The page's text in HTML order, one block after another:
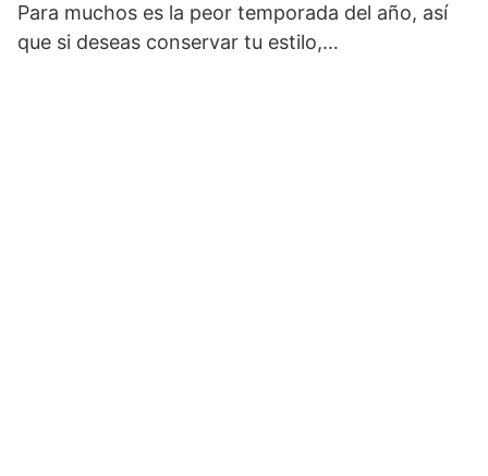
Para muchos es la peor temporada del año, así
que si deseas conservar tu estilo,…